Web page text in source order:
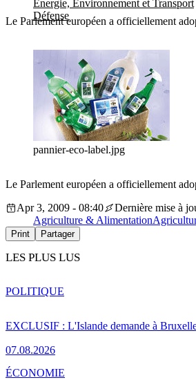
Energie, Environnement et Transport
Défense
Le Parlement européen a officiellement
pannier-eco-label.jpg
Le Parlement européen a officiellement
Apr 3, 2009 - 08:40
Dernière mise à
Agriculture & Alimentation
Print Partager
LES PLUS LUS
EXCLUSIF : L'Islande demande à
07.08.2026
POLITIQUE
ÉCONOMIE